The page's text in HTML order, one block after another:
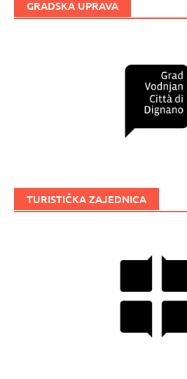
GRADSKA UPRAVA
TURISTIČKA ZAJEDNICA